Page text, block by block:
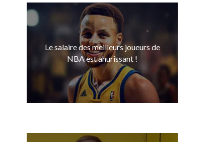
Le salaire des meilleurs joueurs de
NBA est ahurissant !